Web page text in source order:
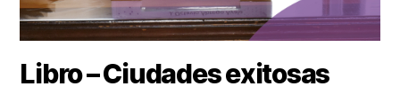
Libro – Ciudades exitosas